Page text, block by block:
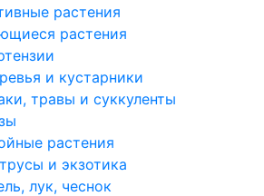
растения
растения
и кустарники
травы и суккуленты
растения
и экзотика
лук, чеснок